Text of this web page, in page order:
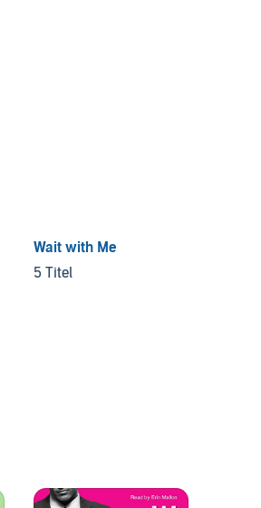
Wait with Me
5 Titel